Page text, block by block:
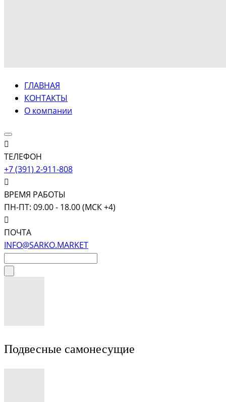
ГЛАВНАЯ
КОНТАКТЫ
О компании
ТЕЛЕФОН
+7 (391) 2-911-808
ВРЕМЯ РАБОТЫ
ПН-ПТ: 09.00 - 18.00 (МСК +4)
ПОЧТА
INFO@SARKO.MARKET
Подвесные самонесущие